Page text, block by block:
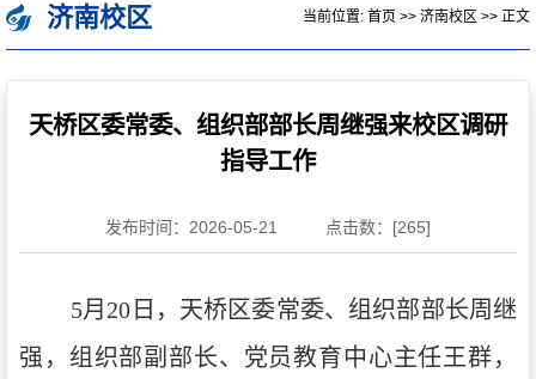
济南校区 当前位置: 首页 >> 济南校区 >> 正文
天桥区委常委、组织部部长周继强来校区调研
指导工作
发布时间：2026-05-21 点击数：[265]
5月20日，天桥区委常委、组织部部长周继
强，组织部副部长、党员教育中心主任王群，